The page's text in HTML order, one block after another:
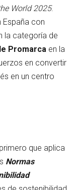
World 2025.
España con
la categoría de
Promarca en la
en convertir
en un centro
que aplica
Normas